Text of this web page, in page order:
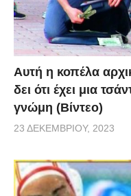
Αυτή η κοπέλα
δει ότι έχει μια
γνώμη (Βίντεο)
23 ΔΕΚΕΜΒΡΊΟΥ, 2023